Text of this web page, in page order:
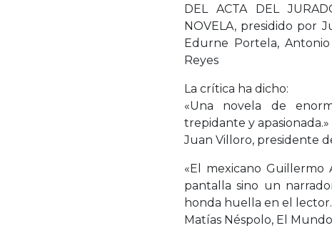
DEL ACTA DEL
NOVELA, presidido por
Edurne Portela,
Reyes
La crítica ha dicho:
«Una novela de
trepidante y apasionada.»
Juan Villoro, presidente
«El mexicano
pantalla sino un
honda huella en el
Matías Néspolo, El Mundo